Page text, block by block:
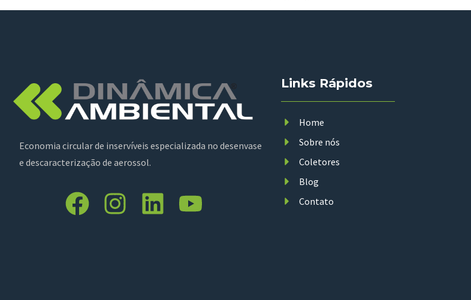
Economia circular de inservíveis especializada no desenvase
e descaracterização de aerossol.
Links Rápidos
Home
Sobre nós
Coletores
Blog
Contato